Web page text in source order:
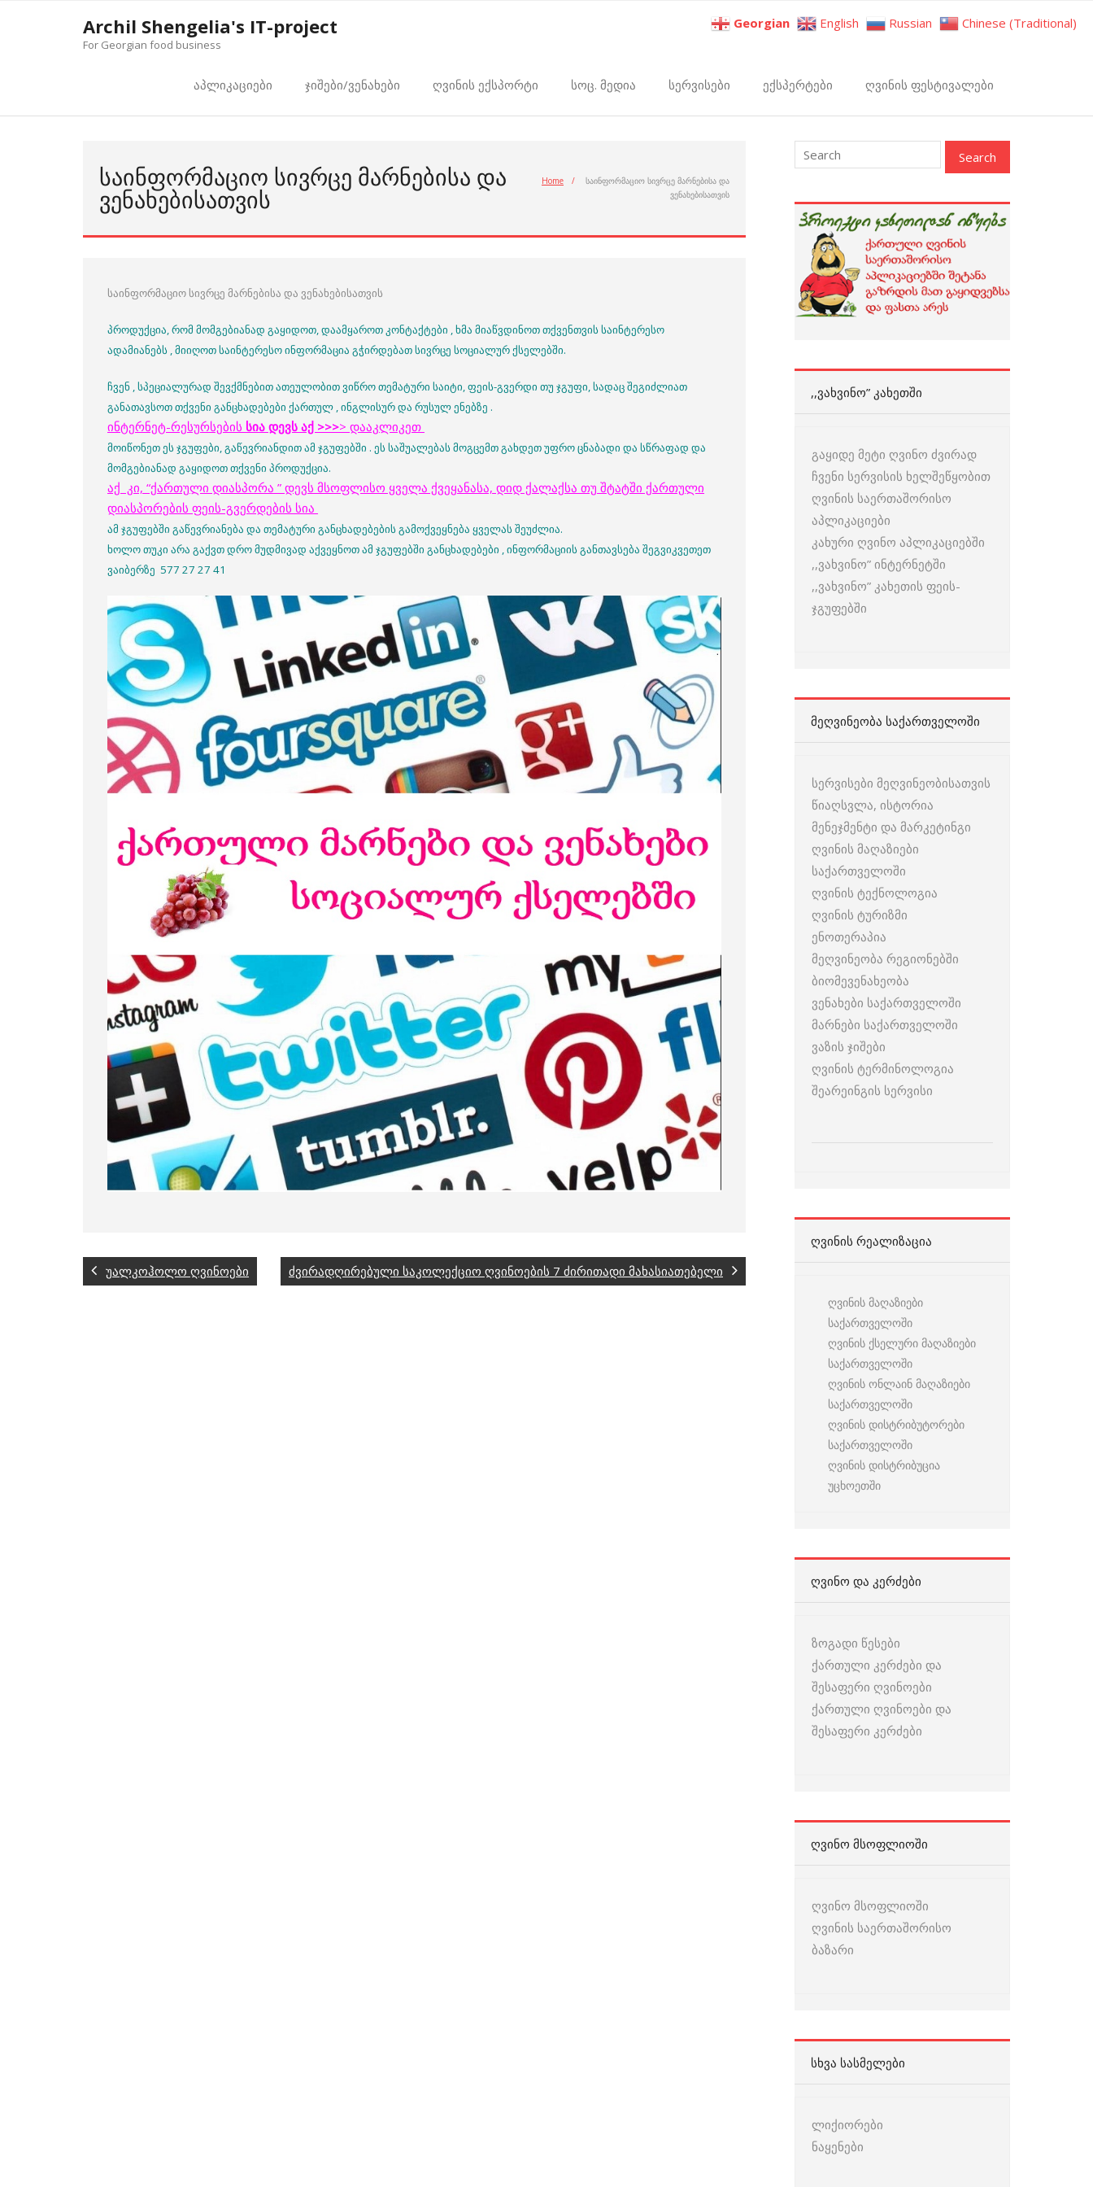
Archil Shengelia's IT-project
For Georgian food business
აპლიკაციები ჯიშები/ვენახები ღვინის ექსპორტი სოც. მედია სერვისები ექსპერტები ღვინის ფესტივალები
ᲡᲐᲘᲜᲤᲝᲠᲛᲐᲪᲘᲝ ᲡᲘᲕᲠᲪᲔ ᲛᲐᲠᲜᲔᲑᲘᲡᲐ ᲓᲐ
ᲕᲔᲜᲐᲮᲔᲑᲘᲡᲐᲗᲕᲘᲡ
Home /
საინფორმაციო სივრცე მარნებისა და
ვენახებისათვის
საინფორმაციო სივრცე მარნებისა და ვენახებისათვის
პროდუქცია, რომ მომგებიანად გაყიდოთ, დაამყაროთ კონტაქტები , ხმა მიაწვდინოთ თქვენთვის საინტერესო
ადამიანებს , მიიღოთ საინტერესო ინფორმაცია გჭირდებათ სივრცე სოციალურ ქსელებში.
ჩვენ , სპეციალურად შევქმნებით ათეულობით ვიწრო თემატური საიტი, ფეის-გვერდი თუ ჯგუფი, სადაც შეგიძლიათ
განათავსოთ თქვენი განცხადებები ქართულ , ინგლისურ და რუსულ ენებზე .
ინტერნეტ-რესურსების სია დევს აქ >>>> დააკლიკეთ
მოიწონეთ ეს ჯგუფები, გაწევრიანდით ამ ჯგუფებში . ეს საშუალებას მოგცემთ გახდეთ უფრო ცნაბადი და სწრაფად და
მომგებიანად გაყიდოთ თქვენი პროდუქცია.
აქ კი, “ქართული დიასპორა ” დევს მსოფლისო ყველა ქვეყანასა, დიდ ქალაქსა თუ შტატში ქართული
დიასპორების ფეის-გვერდების სია
ამ ჯგუფებში გაწევრიანება და თემატური განცხადებების გამოქვეყნება ყველას შეუძლია.
ხოლო თუკი არა გაქვთ დრო მუდმივად აქვეყნოთ ამ ჯგუფებში განცხადებები , ინფორმაციის განთავსება შეგვიკვეთეთ
ვაიბერზე 577 27 27 41
უალკოჰოლო ღვინოები ძვირადღირებული საკოლექციო ღვინოების 7 ძირითადი მახასიათებელი
,,ᲕᲐᲮᲕᲘᲜᲝ” ᲙᲐᲮᲔᲗᲨᲘ
გაყიდე მეტი ღვინო ძვირად
ჩვენი სერვისის ხელშეწყობით
ღვინის საერთაშორისო
აპლიკაციები
კახური ღვინო აპლიკაციებში
,,ვახვინო” ინტერნეტში
,,ვახვინო” კახეთის ფეის-
ჯგუფებში
ᲛᲔᲦᲕᲘᲜᲔᲝᲑᲐ ᲡᲐᲥᲐᲠᲗᲕᲔᲚᲝᲨᲘ
სერვისები მეღვინეობისათვის
წიაღსვლა, ისტორია
მენეჯმენტი და მარკეტინგი
ღვინის მაღაზიები
საქართველოში
ღვინის ტექნოლოგია
ღვინის ტურიზმი
ენოთერაპია
მეღვინეობა რეგიონებში
ბიომევენახეობა
ვენახები საქართველოში
მარნები საქართველოში
ვაზის ჯიშები
ღვინის ტერმინოლოგია
შეარეინგის სერვისი
ᲦᲕᲘᲜᲘᲡ ᲠᲔᲐᲚᲘᲖᲐᲪᲘᲐ
ღვინის მაღაზიები
საქართველოში
ღვინის ქსელური მაღაზიები
საქართველოში
ღვინის ონლაინ მაღაზიები
საქართველოში
ღვინის დისტრიბუტორები
საქართველოში
ღვინის დისტრიბუცია
უცხოეთში
ᲦᲕᲘᲜᲝ ᲓᲐ ᲙᲔᲠᲫᲔᲑᲘ
ზოგადი წესები
ქართული კერძები და
შესაფერი ღვინოები
ქართული ღვინოები და
შესაფერი კერძები
ᲦᲕᲘᲜᲝ ᲛᲡᲝᲤᲚᲘᲝᲨᲘ
ღვინო მსოფლიოში
ღვინის საერთაშორისო
ბაზარი
ᲡᲮᲕᲐ ᲡᲐᲡᲛᲔᲚᲔᲑᲘ
ლიქიორები
ნაყენები
Georgian English Russian Chinese (Traditional)